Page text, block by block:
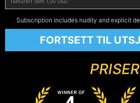
Subscription includes nudity and explicit
FORTSETT TIL
PRISER